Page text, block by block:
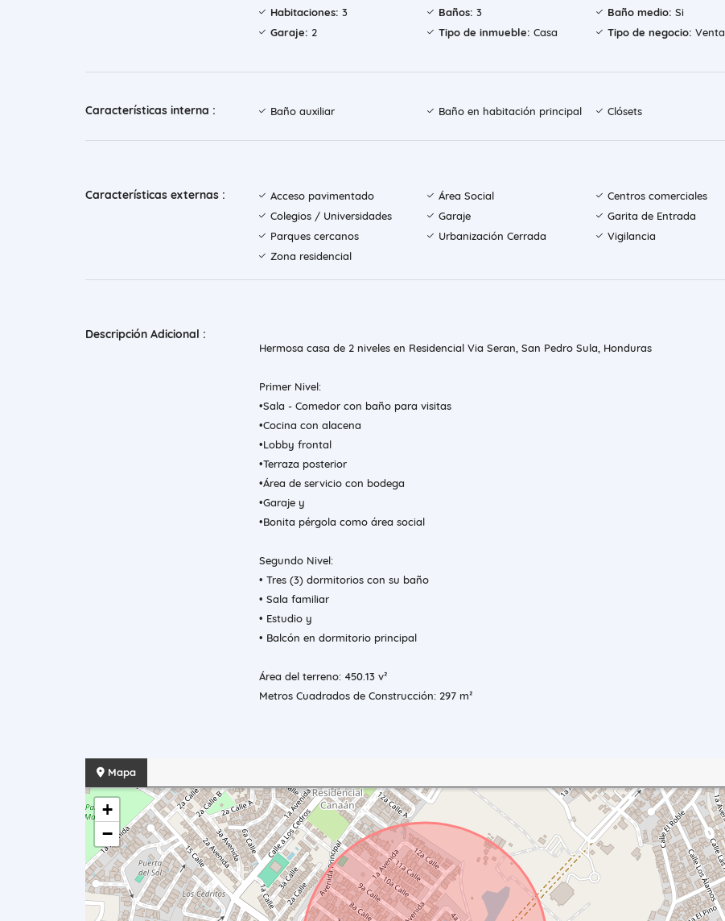
Habitaciones: 3 Baños: 3 Baño medio: Si
Garaje: 2 Tipo de inmueble: Casa Tipo de negocio: Venta
Características interna : Baño auxiliar Baño en habitación principal Clósets
Características externas : Acceso pavimentado Área Social
Centros comerciales
Colegios / Universidades
Garaje
Garita de Entrada
Parques cercanos
Urbanización Cerrada
Vigilancia
Zona residencial
Descripción Adicional :
Hermosa casa de 2 niveles en Residencial Via Seran, San Pedro Sula, Honduras
Primer Nivel:
•Sala - Comedor con baño para visitas
•Cocina con alacena
•Lobby frontal
•Terraza posterior
•Área de servicio con bodega
•Garaje y
•Bonita pérgola como área social
Segundo Nivel:
• Tres (3) dormitorios con su baño
• Sala familiar
• Estudio y
• Balcón en dormitorio principal
Área del terreno: 450.13 v²
Metros Cuadrados de Construcción: 297 m²
Mapa
+
−